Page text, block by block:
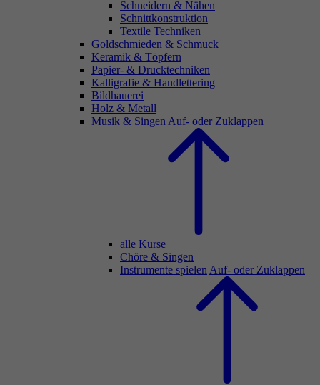
Schneidern & Nähen
Schnittkonstruktion
Textile Techniken
Goldschmieden & Schmuck
Keramik & Töpfern
Papier- & Drucktechniken
Kalligrafie & Handlettering
Bildhauerei
Holz & Metall
Musik & Singen Auf- oder Zuklappen
alle Kurse
Chöre & Singen
Instrumente spielen Auf- oder Zuklappen